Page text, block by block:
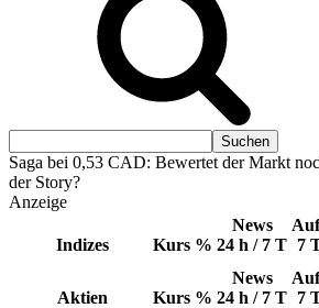
Saga bei 0,53 CAD: Bewertet der Markt
der Story?
Anzeige
Indizes Kurs %
News
24 h / 7 T 7
Aktien Kurs %
News
24 h / 7 T 7